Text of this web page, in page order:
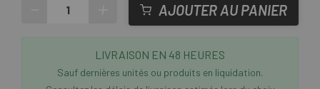
AJOUTER AU PANIER
LIVRAISON EN 48 HEURES
Sauf dernières unités ou produits en liquidation.